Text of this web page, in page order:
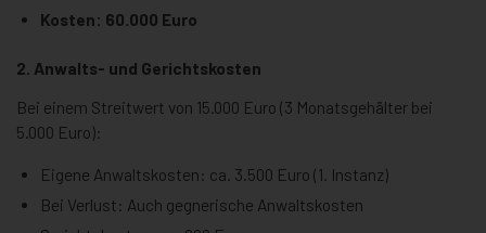
Kosten: 60.000 Euro
2. Anwalts- und Gerichtskosten
Bei einem Streitwert von 15.000 Euro (3 Monatsgehälter bei
5.000 Euro):
Eigene Anwaltskosten: ca. 3.500 Euro (1. Instanz)
Bei Verlust: Auch gegnerische Anwaltskosten